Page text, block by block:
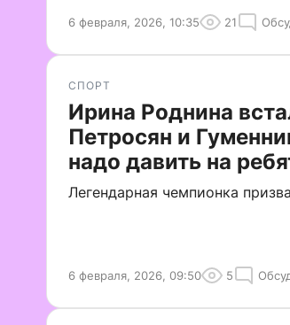
6 февраля, 2026, 10:35 21
СПОРТ
Ирина Роднина
Петросян и
надо давить на
Легендарная чемпионка
6 февраля, 2026, 09:50 5